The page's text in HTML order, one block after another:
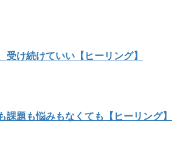
受け続けていい【ヒーリング】
課題も悩みもなくても【ヒーリング】